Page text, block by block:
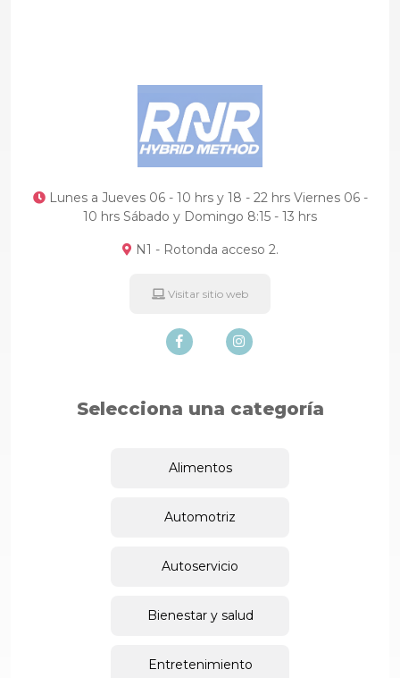
Lunes a Jueves 06 - 10 hrs y 18 - 22 hrs Viernes 06 -
10 hrs Sábado y Domingo 8:15 - 13 hrs
N1 - Rotonda acceso 2.
Visitar sitio web
Selecciona una categoría
Alimentos
Automotriz
Autoservicio
Bienestar y salud
Entretenimiento